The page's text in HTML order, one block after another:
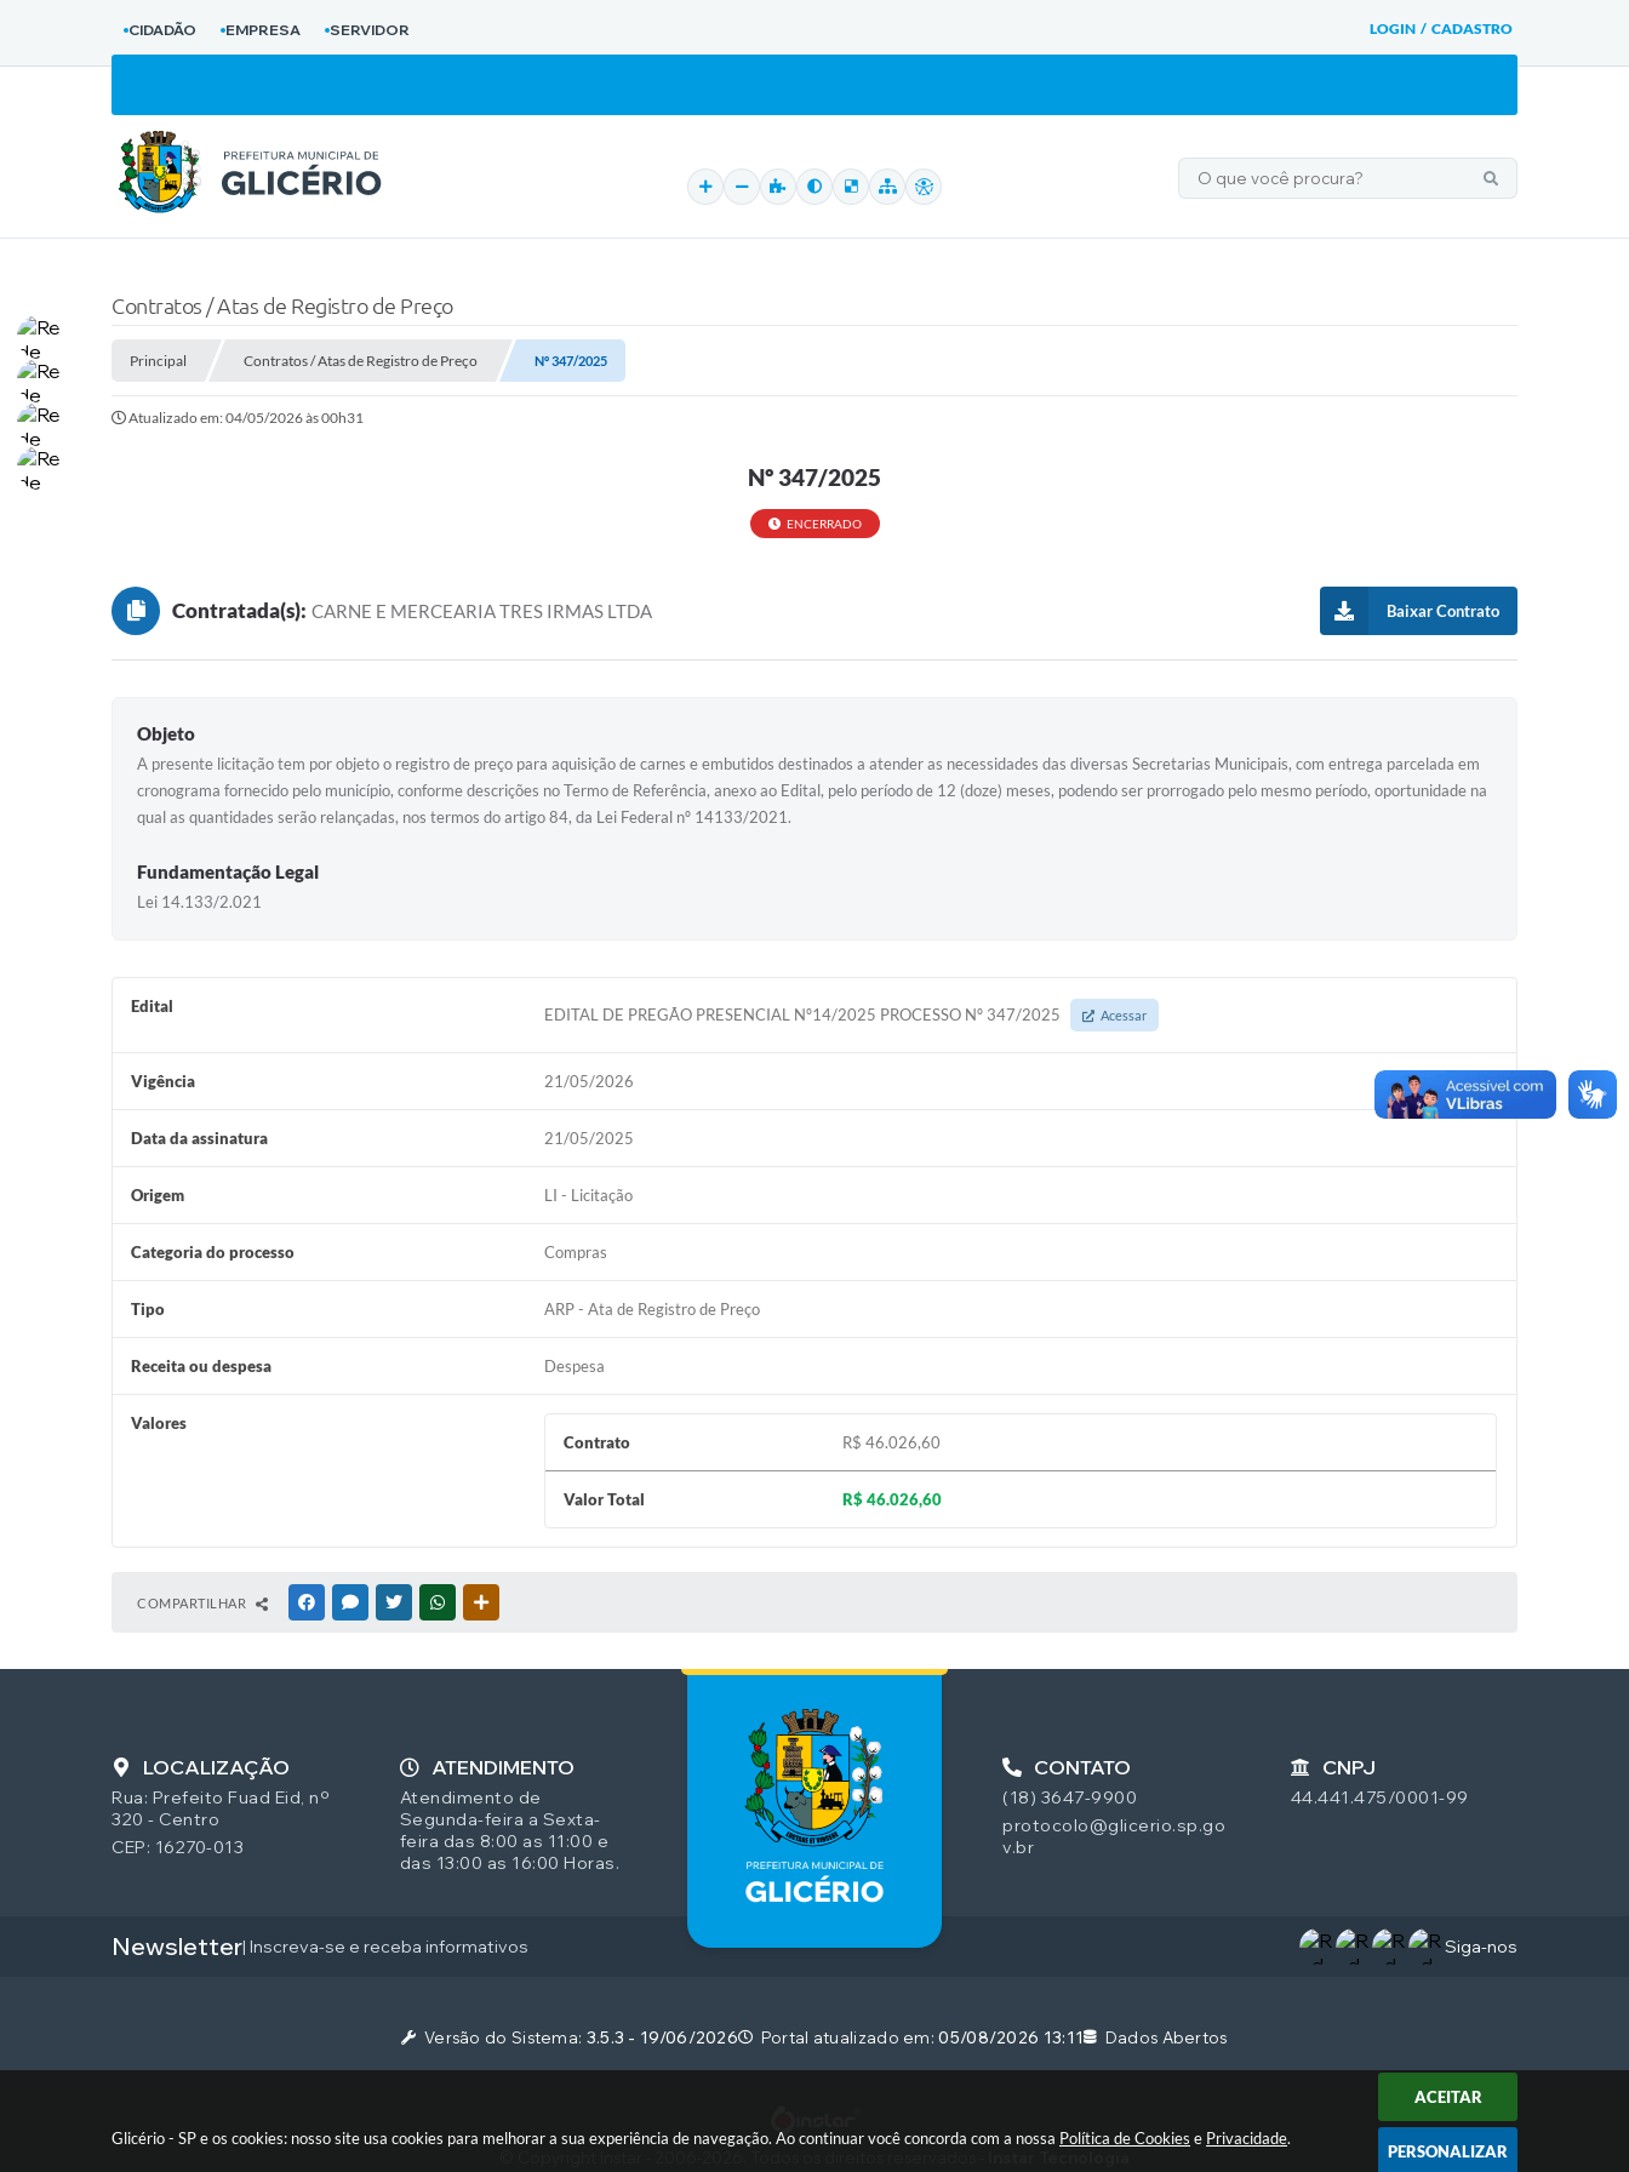
Glicério - SP e os cookies: nosso site usa cookies para melhorar a sua experiência de navegação. Ao continuar você concorda com a nossa Política de Cookies e Privacidade.
ACEITAR
PERSONALIZAR
LOGIN / CADASTRO
CIDADÃO EMPRESA SERVIDOR
Contratos / Atas de Registro de Preço
Principal Contratos / Atas de Registro de Preço Nº 347/2025
Atualizado em: 04/05/2026 às 00h31
Nº 347/2025
ENCERRADO
Contratada(s): CARNE E MERCEARIA TRES IRMAS LTDA Baixar Contrato
Objeto
A presente licitação tem por objeto o registro de preço para aquisição de carnes e embutidos destinados a atender as necessidades das diversas Secretarias Municipais, com entrega parcelada em
cronograma fornecido pelo município, conforme descrições no Termo de Referência, anexo ao Edital, pelo período de 12 (doze) meses, podendo ser prorrogado pelo mesmo período, oportunidade na
qual as quantidades serão relançadas, nos termos do artigo 84, da Lei Federal nº 14133/2021.
Fundamentação Legal
Lei 14.133/2.021
Edital EDITAL DE PREGÃO PRESENCIAL Nº14/2025 PROCESSO Nº 347/2025 Acessar
Vigência 21/05/2026
Data da assinatura 21/05/2025
Origem LI - Licitação
Categoria do processo Compras
Tipo ARP - Ata de Registro de Preço
Receita ou despesa Despesa
Valores
Contrato
R$ 46.026,60
Valor Total R$ 46.026,60
COMPARTILHAR FACEBOOKMESSENGER
TWITTERWHATSAPP
Siga-nos
LOCALIZAÇÃO
Rua: Prefeito Fuad Eid, nº
320 - Centro
CEP: 16270-013
CONTATO
(18) 3647-9900
protocolo@glicerio.sp.go
v.br
ATENDIMENTO
Atendimento de
Segunda-feira a Sexta-
feira das 8:00 as 11:00 e
das 13:00 as 16:00 Horas.
CNPJ
44.441.475/0001-99
Newsletter| Inscreva-se e receba informativos
Versão do Sistema: 3.5.3 - 19/06/2026 Portal atualizado em:05/08/2026 13:11 Dados Abertos